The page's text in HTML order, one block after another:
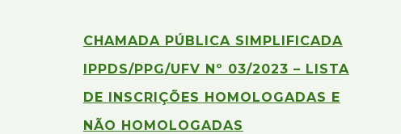
CHAMADA PÚBLICA SIMPLIFICADA
IPPDS/PPG/UFV Nº 03/2023 – LISTA
DE INSCRIÇÕES HOMOLOGADAS E
NÃO HOMOLOGADAS